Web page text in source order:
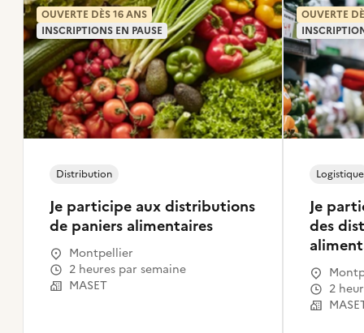
Je participe aux distributions
de paniers alimentaires
Distribution
Montpellier
2 heures par semaine
MASET
OUVERTE DÈS 16 ANS
INSCRIPTIONS EN PAUSE
Je
des
Logistique
2
OUVERTE